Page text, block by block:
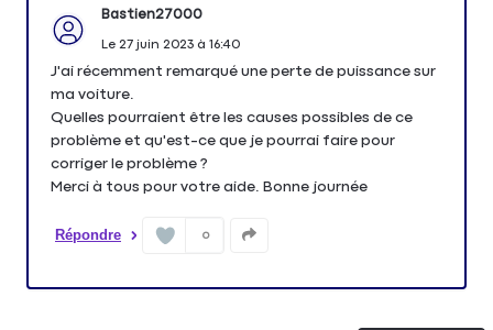
Bastien27000
Le 27 juin 2023à 16:40
J'ai récemment remarqué une perte de puissance sur
ma voiture.
Quelles pourraient être les causes possibles de ce
problème et qu'est-ce que je pourrai faire pour
corriger le problème ?
Merci à tous pour votre aide. Bonne journée
Répondre 0